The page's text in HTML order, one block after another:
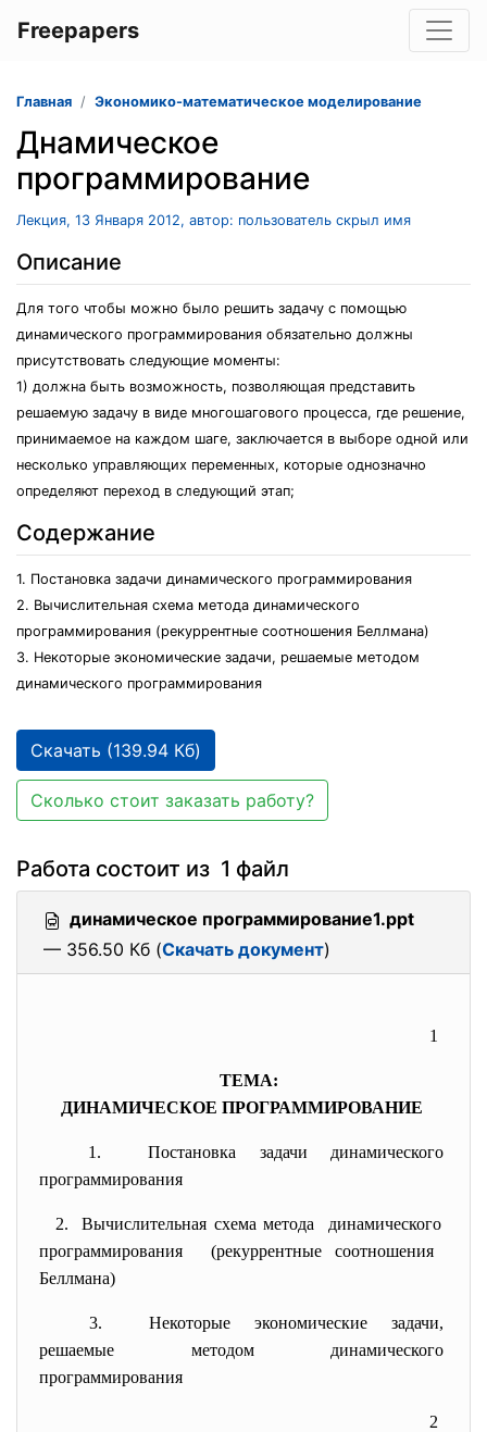
Freepapers
Главная Экономико-математическое моделирование
Днамическое
программирование
Лекция, 13 Января 2012, автор: пользователь скрыл имя
Описание
Для того чтобы можно было решить задачу с помощью
динамического программирования обязательно должны
присутствовать следующие моменты:
1) должна быть возможность, позволяющая представить
решаемую задачу в виде многошагового процесса, где решение,
принимаемое на каждом шаге, заключается в выборе одной или
несколько управляющих переменных, которые однозначно
определяют переход в следующий этап;
Содержание
1. Постановка задачи динамического программирования
2. Вычислительная схема метода динамического
программирования (рекуррентные соотношения Беллмана)
3. Некоторые экономические задачи, решаемые методом
динамического программирования
Скачать (139.94 Кб)
Сколько стоит заказать работу?
Работа состоит из 1 файл
динамическое программирование1.ppt
— 356.50 Кб (Скачать документ)
1
ТЕМА:
ДИНАМИЧЕСКОЕ ПРОГРАММИРОВАНИЕ
1. Постановка задачи динамического
программирования
2. Вычислительная схема метода динамического
программирования (рекуррентные соотношения
Беллмана)
3. Некоторые экономическиезадачи,
решаемые методом динамического
программирования
2